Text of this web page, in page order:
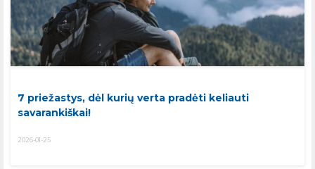
7 priežastys, dėl kurių verta pradėti keliauti
savarankiškai!
2026-01-25